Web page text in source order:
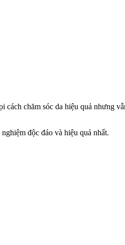
cách chăm sóc da hiệu quả nhưng
độc đáo và hiệu quả nhất.